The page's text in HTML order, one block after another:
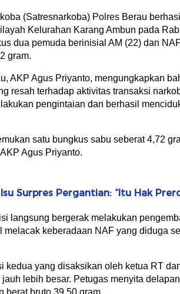
(Satresnarkoba) Polres Berau
Kelurahan Karang Ambun pada
dua pemuda berinisial AM (22) dan
gram.
AKP Agus Priyanto, mengungkapkan
resah terhadap aktivitas transaksi
pengintaian dan berhasil
satu bungkus sabu seberat 4,72
Agus Priyanto.
Surpres Pergantian: “Itu Hak
langsung bergerak melakukan
melacak keberadaan NAF yang diduga
kedua yang disaksikan oleh ketua RT
lebih besar. Petugas menyita
berat bruto 39,50 gram.